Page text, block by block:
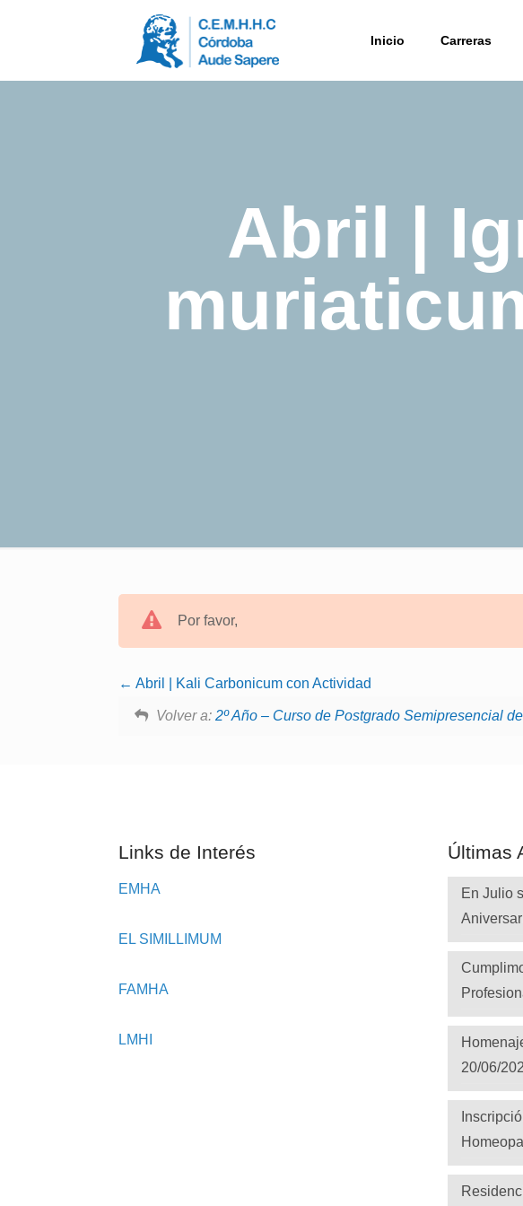
Inicio Carreras
Abril |
Por favor,
Abril | Kali Carbonicum con Actividad
Volver a: 2º Año – Curso de Postgrado Semipresencial
Links de Interés
EMHA
EL SIMILLIMUM
FAMHA
LMHI
Últimas
En Julio
20/06/